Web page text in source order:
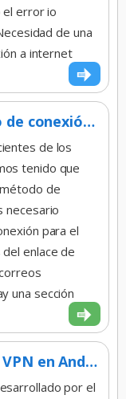
el error io
de una
a internet
Actualiza tu código de conexión v2ray – Guía para enlace de suscripción
de los
tenido que
de
necesario
para el
enlace de
una sección
Cómo usar Outline VPN en Android, iPhone, Windows y macOS
por el